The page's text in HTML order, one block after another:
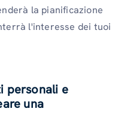
la pianificazione
l'interesse dei tuoi
personali e
una